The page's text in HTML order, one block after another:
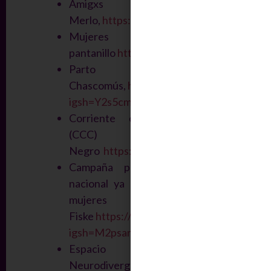
Amigxs de
Merlo, https://www.instagram.com/
Mujeres del
pantanillohttps://www.instagram.com/
Parto Respetado
Chascomús, https://www.instagram.com/
igsh=Y2s5cmV6YzV0dGho
Corriente clasista combativa
(CCC) Rio
Negro https://www.facebook.com/
Campaña por la emergencia
nacional ya en violencia contra
mujeres y diversidades
Fiske https://www.instagram.com/
igsh=M2psanE3MThja2xk
Espacio
Neurodivergente